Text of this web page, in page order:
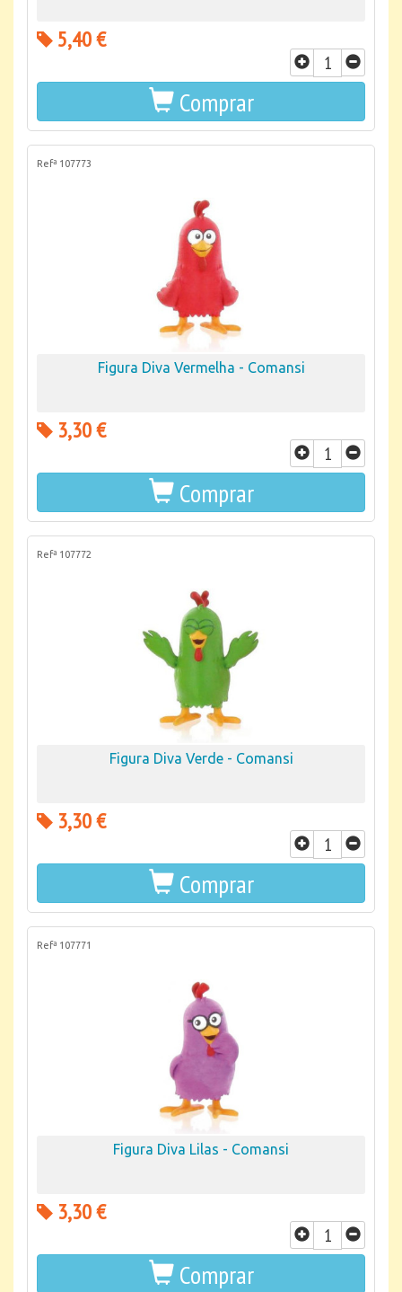
5,40 €
Comprar
Refª 107773
Figura Diva Vermelha - Comansi
3,30 €
Comprar
Refª 107772
Figura Diva Verde - Comansi
3,30 €
Comprar
Refª 107771
Figura Diva Lilas - Comansi
3,30 €
Comprar